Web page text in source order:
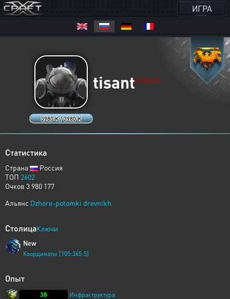
ИГРА
3980 K / 3980 K
tisantHUMANS
Статистика
Страна
Россия
ТОП 2602
Очков 3 980 177
Альянс Dzhore-potomki drevnikh
СтолицаКлючи
New
Координаты [105:365:5]
Опыт
38
Инфраструктура